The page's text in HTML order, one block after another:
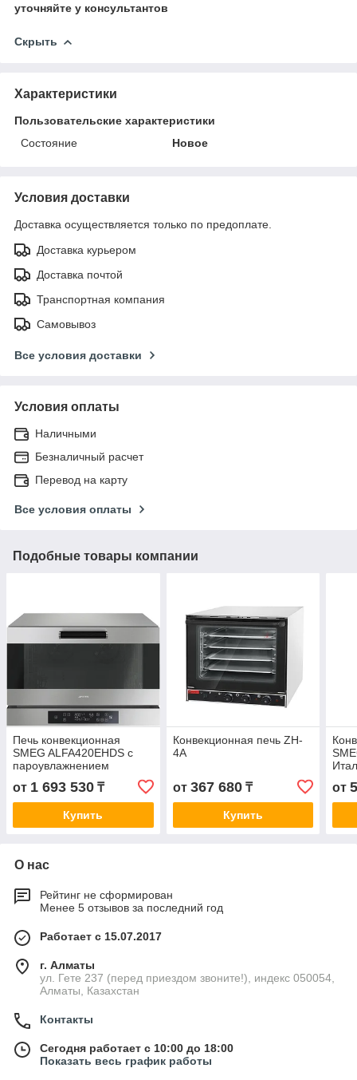
уточняйте у консультантов
Скрыть
Характеристики
Пользовательские характеристики
Состояние
Новое
Условия доставки
Доставка осуществляется только по предоплате.
Доставка курьером
Доставка почтой
Транспортная компания
Самовывоз
Все условия доставки
Условия оплаты
Наличными
Безналичный расчет
Перевод на карту
Все условия оплаты
Подобные товары компании
Печь конвекционная
SMEG ALFA420EHDS c
пароувлажнением
от 1 693 530 ₸
Купить
Конвекционная печь ZH-
4A
от 367 680₸
Купить
от
О нас
Рейтинг не сформирован
Менее 5 отзывов за последний год
Работает с 15.07.2017
г. Алматы
ул. Гете 237 (перед приездом звоните!), индекс 050054,
Алматы, Казахстан
Контакты
Сегодня работает с 10:00 до 18:00
Показать весь график работы